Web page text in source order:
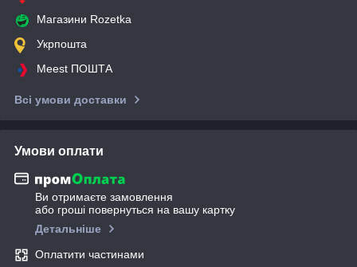
Магазини Rozetka
Укрпошта
Meest ПОШТА
Всі умови доставки
Умови оплати
Ви отримаєте замовлення
або гроші повернуться на вашу картку
Детальніше
Оплатити частинами